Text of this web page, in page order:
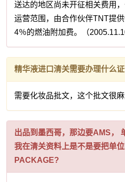
送达的地区尚未开征相关费用
运营范围，由合作伙伴TNT提
4％的燃油附加费。（
精华液进口清关需要办理什么
需要化妆品批文，这个批文很
出品到墨西哥，那边要AMS，
我在清关资料上是不是要把单
PACKAGE?